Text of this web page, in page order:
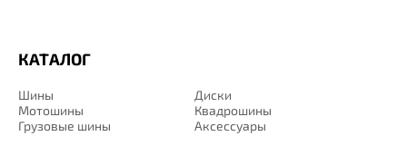
КАТАЛОГ
Шины
Диски
Мотошины
Квадрошины
Грузовые шины
Аксессуары